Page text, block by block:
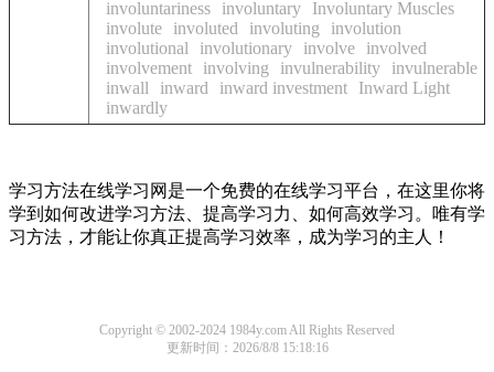
involuntariness
involuntary
Involuntary Muscles
involute
involuted involuting
involution
involutional
involutionary involve
involved
involvement
involving invulnerability
invulnerable
inwall
inward inward investment
Inward Light
inwardly
学习方法在线学习网是一个免费的在线学习平台，在这里你将
学到如何改进学习方法、提高学习力、如何高效学习。唯有学
习方法，才能让你真正提高学习效率，成为学习的主人！
Copyright © 2002-2024 1984y.com All Rights Reserved
更新时间：2026/8/8 15:18:16